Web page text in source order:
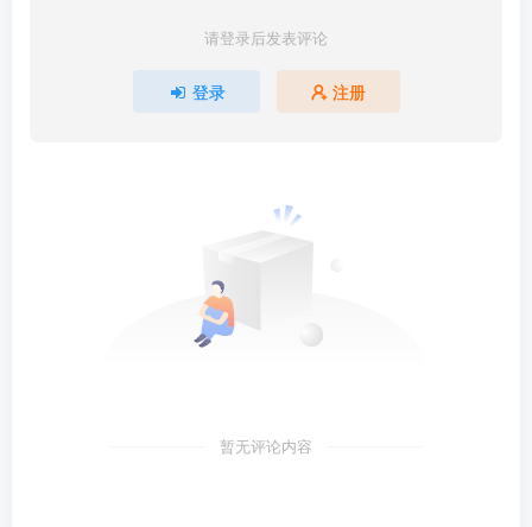
请登录后发表评论
登录 注册
暂无评论内容